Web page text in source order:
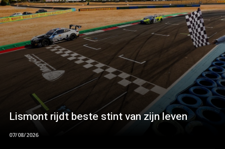
Lismont rijdt beste stint van zijn leven
07/08/2026